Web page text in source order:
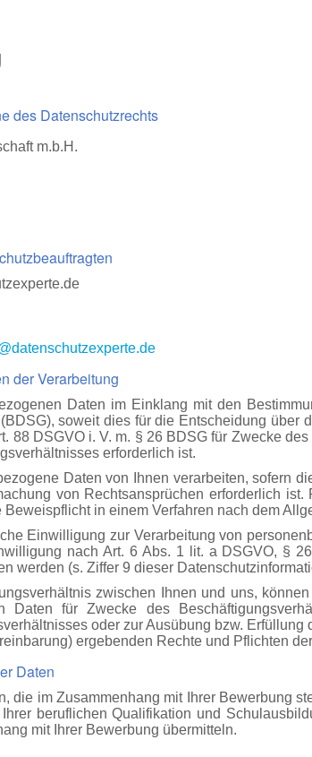
des Datenschutzrechts
m.b.H.
der Verarbeitung
Daten im Einklang mit den
soweit dies für die Entscheidung
88 DSGVO i. V. m. § 26 BDSG für Zwecke
erforderlich ist.
Daten von Ihnen verarbeiten, sofern
von Rechtsansprüchen erforderlich
Beweispflicht in einem Verfahren nach dem
Einwilligung zur Verarbeitung von
nach Art. 6 Abs. 1 lit. a DSGVO, §
werden (s. Ziffer 9 dieser
zwischen Ihnen und uns,
Daten für Zwecke des
oder zur Ausübung bzw.
ergebenden Rechte und Pflichten
Daten
die im Zusammenhang mit Ihrer Bewerbung
beruflichen Qualifikation und
mit Ihrer Bewerbung übermitteln.